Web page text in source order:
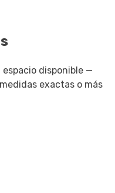
espacio disponible —
exactas o más